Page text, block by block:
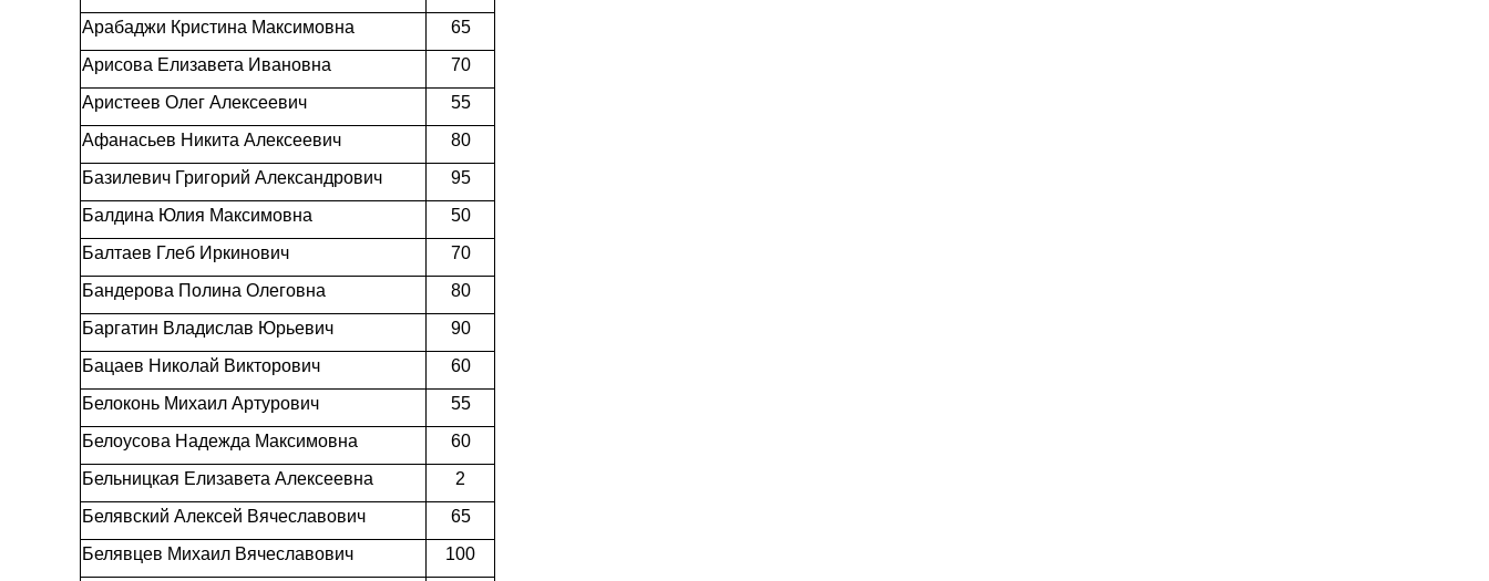
Арабаджи Кристина Максимовна
65
Арисова Елизавета Ивановна
70
Аристеев Олег Алексеевич
55
Афанасьев Никита Алексеевич
80
Базилевич Григорий Александрович
95
Балдина Юлия Максимовна
50
Балтаев Глеб Иркинович
70
Бандерова Полина Олеговна
80
Баргатин Владислав Юрьевич
90
Бацаев Николай Викторович
60
Белоконь Михаил Артурович
55
Белоусова Надежда Максимовна
60
Бельницкая Елизавета Алексеевна
2
Белявский Алексей Вячеславович
65
Белявцев Михаил Вячеславович
100